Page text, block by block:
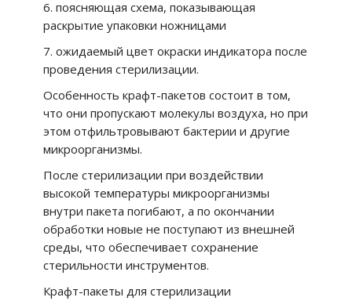
6. поясняющая схема, показывающая
раскрытие упаковки ножницами
7. ожидаемый цвет окраски индикатора после
проведения стерилизации.
Особенность крафт-пакетов состоит в том,
что они пропускают молекулы воздуха, но при
этом отфильтровывают бактерии и другие
микроорганизмы.
После стерилизации при воздействии
высокой температуры микроорганизмы
внутри пакета погибают, а по окончании
обработки новые не поступают из внешней
среды, что обеспечивает сохранение
стерильности инструментов.
Крафт-пакеты для стерилизации